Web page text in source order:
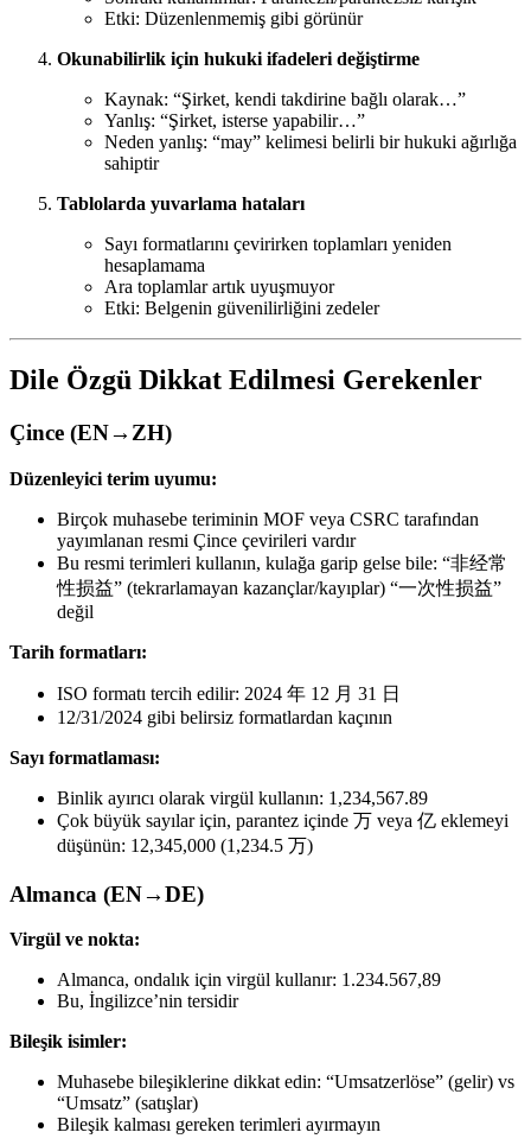
Etki: Düzenlenmemiş gibi görünür
Okunabilirlik için hukuki ifadeleri değiştirme
Kaynak: “Şirket, kendi takdirine bağlı olarak…”
Yanlış: “Şirket, isterse yapabilir…”
Neden yanlış: “may” kelimesi belirli bir hukuki ağırlığa
sahiptir
Tablolarda yuvarlama hataları
Sayı formatlarını çevirirken toplamları yeniden
hesaplamama
Ara toplamlar artık uyuşmuyor
Etki: Belgenin güvenilirliğini zedeler
Dile Özgü Dikkat Edilmesi Gerekenler
Çince (EN→ZH)
Düzenleyici terim uyumu:
Birçok muhasebe teriminin MOF veya CSRC tarafından
yayımlanan resmi Çince çevirileri vardır
Bu resmi terimleri kullanın, kulağa garip gelse bile: “非经常
性损益” (tekrarlamayan kazançlar/kayıplar) “一次性损益”
değil
Tarih formatları:
ISO formatı tercih edilir: 2024 年 12 月 31 日
12/31/2024 gibi belirsiz formatlardan kaçının
Sayı formatlaması:
Binlik ayırıcı olarak virgül kullanın: 1,234,567.89
Çok büyük sayılar için, parantez içinde 万 veya 亿 eklemeyi
düşünün: 12,345,000 (1,234.5 万)
Almanca (EN→DE)
Virgül ve nokta:
Almanca, ondalık için virgül kullanır: 1.234.567,89
Bu, İngilizce’nin tersidir
Bileşik isimler:
Muhasebe bileşiklerine dikkat edin: “Umsatzerlöse” (gelir) vs
“Umsatz” (satışlar)
Bileşik kalması gereken terimleri ayırmayın